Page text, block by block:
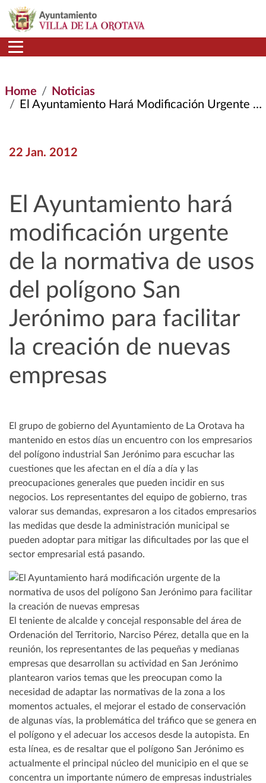
Skip to main content
Home
Noticias
El Ayuntamiento Hará Modificación Urgente de La Normativa de Usos del Polígono San Jerónimo Para Facilitar La Creación de Nuevas Empresas
22 Jan. 2012
El Ayuntamiento hará
modificación urgente
de la normativa de usos
del polígono San
Jerónimo para facilitar
la creación de nuevas
empresas
El grupo de gobierno del Ayuntamiento de La Orotava ha
mantenido en estos días un encuentro con los empresarios
del polígono industrial San Jerónimo para escuchar las
cuestiones que les afectan en el día a día y las
preocupaciones generales que pueden incidir en sus
negocios. Los representantes del equipo de gobierno, tras
valorar sus demandas, expresaron a los citados empresarios
las medidas que desde la administración municipal se
pueden adoptar para mitigar las dificultades por las que el
sector empresarial está pasando.
El teniente de alcalde y concejal responsable del área de
Ordenación del Territorio, Narciso Pérez, detalla que en la
reunión, los representantes de las pequeñas y medianas
empresas que desarrollan su actividad en San Jerónimo
plantearon varios temas que les preocupan como la
necesidad de adaptar las normativas de la zona a los
momentos actuales, el mejorar el estado de conservación
de algunas vías, la problemática del tráfico que se genera en
el polígono y el adecuar los accesos desde la autopista. En
esta línea, es de resaltar que el polígono San Jerónimo es
actualmente el principal núcleo del municipio en el que se
concentra un importante número de empresas industriales